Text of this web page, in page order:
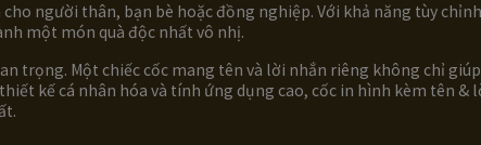
người thân, bạn bè hoặc đồng nghiệp. Với khả năng tùy
một món quà độc nhất vô nhị.
trọng. Một chiếc cốc mang tên và lời nhắn riêng không chỉ
kế cá nhân hóa và tính ứng dụng cao, cốc in hình kèm tên &